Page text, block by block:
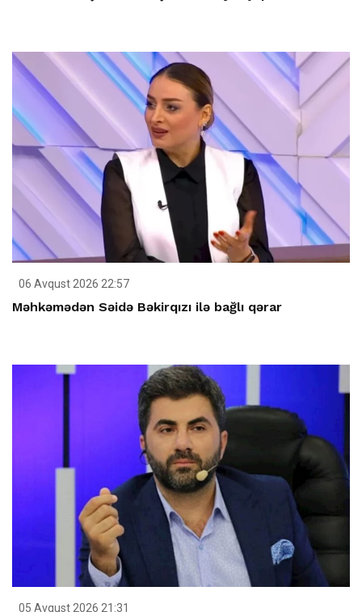
06 Avqust 2026 22:57
Məhkəmədən Səidə Bəkirqızı ilə bağlı qərar
05 Avqust 2026 21:31